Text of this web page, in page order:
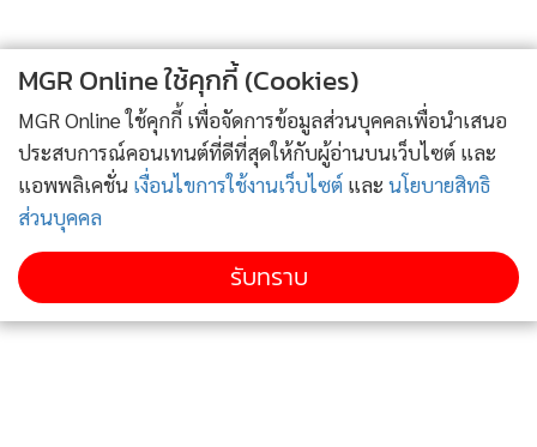
ส.ว. ยอมถอยโหวตให้แก้ไข มาตรา 256 เพื่อเปิดทางดังกล่าว ซึ่ง
จะว่าไปแล้ว ส.ว.ชุดปัจจุบัน ก็ยังเหลือวาระตามบทเฉพาะกาล
เพียงประมาณสองปีเท่านั้น แต่กระบวนการร่างใหม่ต้องใช้เวลา
เกือบสองปี หรืออย่างน้อย 2 ปี
เมื่อภาพเป็นแบบนี้ มันก็เหมือนกับบีบให้กลุ่มที่ “ชักใย” ให้เกิด
ม็อบเยาวชนปลดแอก ต้อง “หยุดอยู่กับที่” เพราะถือว่า “ไปไกล
กว่าความเป็นจริง” และเมื่อพิจารณาจากอารมณ์ของสังคมส่วน
ใหญ่แล้ว ยังไม่เอาด้วย และที่สำคัญสังคมในยุคปัจจุบัน “ผู้ใหญ่”
MGR Online ใช้คุกกี้ (Cookies)
MGR Online ใช้คุกกี้ เพื่อจัดการข้อมูลส่วนบุคคลเพื่อนำเสนอ
ประสบการณ์คอนเทนต์ที่ดีที่สุดให้กับผู้อ่านบนเว็บไซต์ และ
แอพพลิเคชั่น เงื่อนไขการใช้งานเว็บไซต์ และ นโยบายสิทธิ
ส่วนบุคคล
รับทราบ